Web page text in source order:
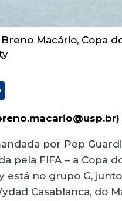
Breno Macário, Copa
a
re
)
por Pep
pela FIFA – a Copa
está no grupo G,
Casablanca, do